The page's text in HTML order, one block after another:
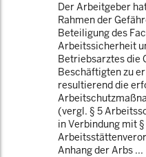
Der Arbeitgeber
Rahmen der
Beteiligung des
Arbeitssicherheit
Betriebsarztes die
Beschäftigten zu
resultierend die
(vergl. § 5
in Verbindung mit §
Anhang der Arbs ...